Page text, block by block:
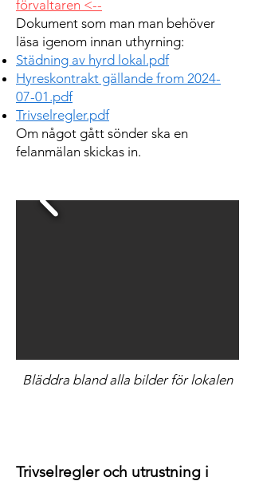
förvaltaren <--
Dokument som man man behöver
läsa igenom innan uthyrning:
Städning av hyrd lokal.pdf
Hyreskontrakt gällande from 2024-
07-01.pdf
Trivselregler.pdf
Om något gått sönder ska en
felanmälan skickas in.
Bläddra bland alla bilder för lokalen
Trivselregler och utrustning i